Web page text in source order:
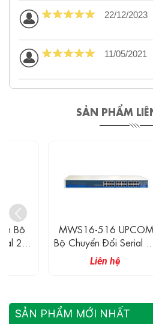
22/12/2023
11/05/2021
SẢN PHẨM
MWS16-516 UPCOM
Bộ Chuyển Đổi Serial 16
Cổng RS-232/485/422
Sang Ethernet
SẢN PHẨM MỚI NHẤT